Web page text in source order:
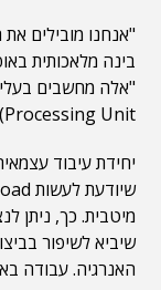
בינה מלאכותית
Processing Unit) –
יחידת עיבוד
שיביא לשיפור
האנרגיה. עבודה